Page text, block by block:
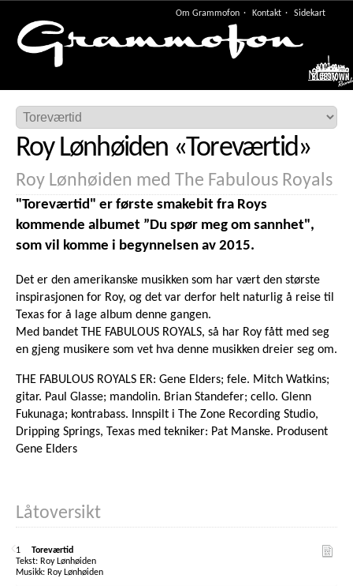
Om Grammofon Kontakt Sidekart
Meny
Roy Lønhøiden «Toreværtid»
Roy Lønhøiden med The Fabulous Royals
"Toreværtid" er første smakebit fra Roys
kommende albumet ”Du spør meg om sannhet",
som vil komme i begynnelsen av 2015.
Det er den amerikanske musikken som har vært den største
inspirasjonen for Roy, og det var derfor helt naturlig å reise til
Texas for å lage album denne gangen.
Med bandet THE FABULOUS ROYALS, så har Roy fått med seg
en gjeng musikere som vet hva denne musikken dreier seg om.
THE FABULOUS ROYALS ER: Gene Elders; fele. Mitch Watkins;
gitar. Paul Glasse; mandolin. Brian Standefer; cello. Glenn
Fukunaga; kontrabass. Innspilt i The Zone Recording Studio,
Dripping Springs, Texas med tekniker: Pat Manske. Produsent
Gene Elders
Låtoversikt
1
Toreværtid
Roy Lønhøiden
Roy Lønhøiden